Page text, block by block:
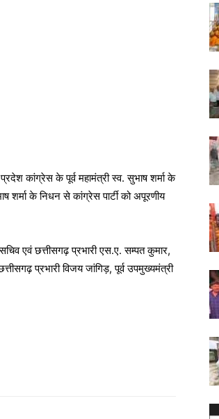
कांग्रेस के पूर्व महामंत्री स्व. सुभाष शर्मा के
शर्मा के निधन से कांग्रेस पार्टी को अपूरणीय
एवं छत्तीसगढ़ प्रभारी एस.ए. सम्पत कुमार,
प्रभारी विजय जांगिड़, पूर्व उपमुख्यमंत्री